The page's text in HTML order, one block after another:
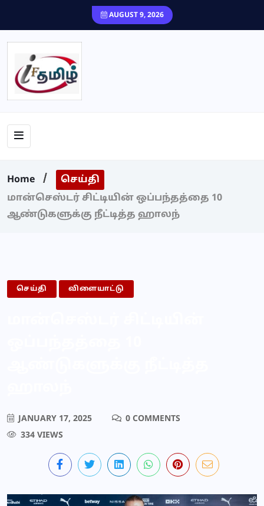
AUGUST 9, 2026
Home
செய்தி
மான்செஸ்டர் சிட்டியின் ஒப்பந்தத்தை 10
ஆண்டுகளுக்கு நீட்டித்த ஹாலந்
செய்தி விளையாட்டு
JANUARY 17, 2025
0 COMMENTS
334 VIEWS